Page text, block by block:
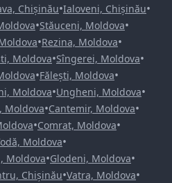
Chișinău•Ialoveni, Chișinău•
•Stăuceni, Moldova•
•Rezina, Moldova•
Moldova•Sîngerei, Moldova•
•Fălești, Moldova•
Moldova•Ungheni, Moldova•
Moldova•Cantemir, Moldova•
•Comrat, Moldova•
Moldova•
Moldova•Glodeni, Moldova•
Chișinău•Vatra, Moldova•